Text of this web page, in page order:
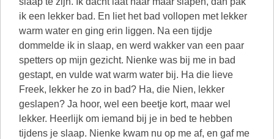
ik een lekker bad. En liet het bad vollopen met lekker
warm water en ging erin liggen. Na een tijdje
dommelde ik in slaap, en werd wakker van een paar
spetters op mijn gezicht. Nienke was bij me in bad
gestapt, en vulde wat warm water bij. Ha die lieve
Freek, lekker he zo in bad? Ha, die Nien, lekker
geslapen? Ja hoor, wel een beetje kort, maar wel
lekker. Heerlijk om iemand bij je in bed te hebben
tijdens je slaap. Nienke kwam nu op me af, en gaf me